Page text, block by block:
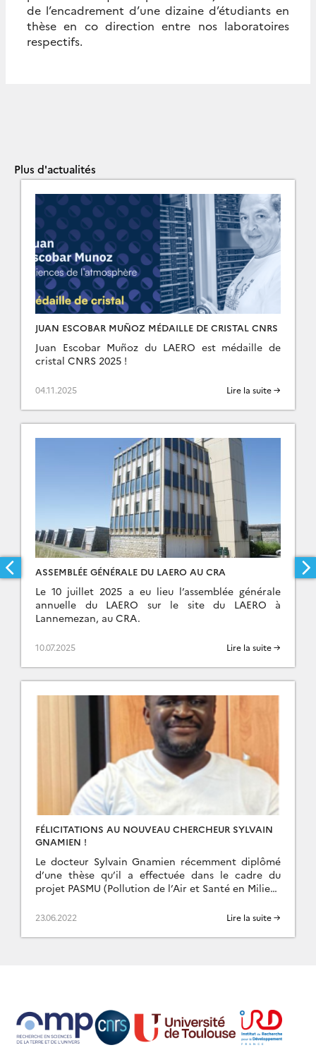
de l’encadrement d’une dizaine d’étudiants en
thèse en co direction entre nos laboratoires
respectifs.
Plus d'actualités
JUAN ESCOBAR MUÑOZ MÉDAILLE DE CRISTAL CNRS
Juan Escobar Muñoz du LAERO est médaille de
cristal CNRS 2025 !
04.11.2025 Lire la suite →
ASSEMBLÉE GÉNÉRALE DU LAERO AU CRA
Le 10 juillet 2025 a eu lieu l’assemblée générale
annuelle du LAERO sur le site du LAERO à
Lannemezan, au CRA.
10.07.2025 Lire la suite →
FÉLICITATIONS AU NOUVEAU CHERCHEUR SYLVAIN
GNAMIEN !
Le docteur Sylvain Gnamien récemment diplômé
d’une thèse qu’il a effectuée dans le cadre du
projet PASMU (Pollution de l’Air et Santé en Milieux
23.06.2022 Lire la suite →